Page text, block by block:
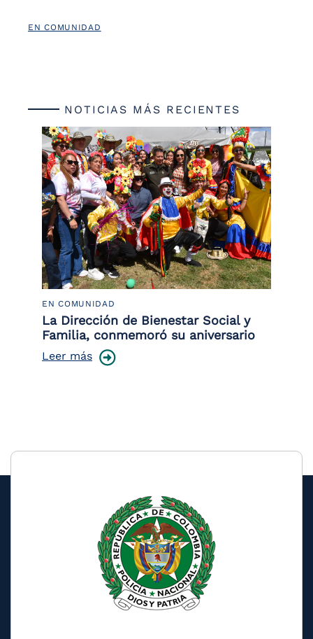
EN COMUNIDAD
NOTICIAS MÁS RECIENTES
EN COMUNIDAD
La Dirección de Bienestar Social y
Familia, conmemoró su aniversario
Leer más